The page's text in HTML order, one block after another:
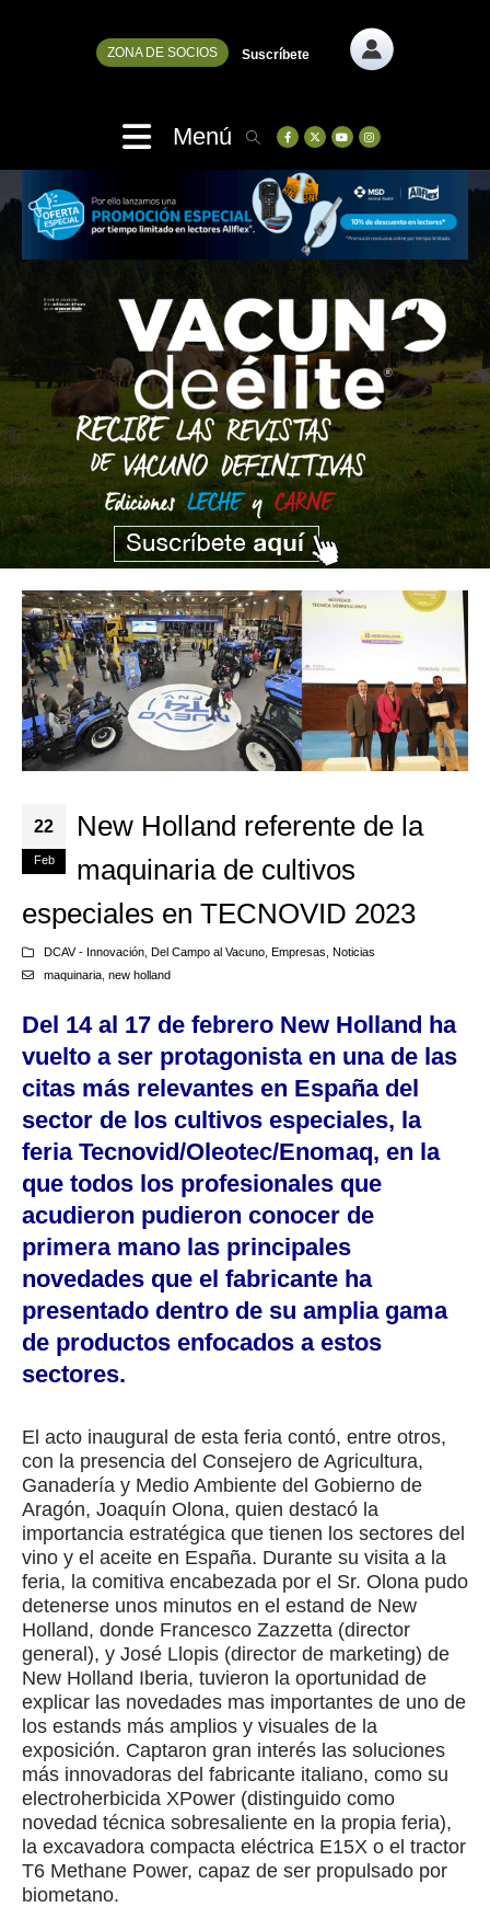
ZONA DE SOCIOS Suscríbete
Menú
22
Feb
New Holland referente de la
maquinaria de cultivos
especiales en TECNOVID 2023
DCAV - Innovación, Del Campo al Vacuno, Empresas Noticias
maquinaria, new holland
Del 14 al 17 de febrero New Holland ha
vuelto a ser protagonista en una de las
citas más relevantes en España del
sector de los cultivos especiales, la
feria Tecnovid/Oleotec/Enomaq, en la
que todos los profesionales que
acudieron pudieron conocer de
primera mano las principales
novedades que el fabricante ha
presentado dentro de su amplia gama
de productos enfocados a estos
sectores.
El acto inaugural de esta feria contó, entre otros,
con la presencia del Consejero de Agricultura,
Ganadería y Medio Ambiente del Gobierno de
Aragón, Joaquín Olona, quien destacó la
importancia estratégica que tienen los sectores del
vino y el aceite en España. Durante su visita a la
feria, la comitiva encabezada por el Sr. Olona pudo
detenerse unos minutos en el estand de New
Holland, donde Francesco Zazzetta (director
general), y José Llopis (director de marketing) de
New Holland Iberia, tuvieron la oportunidad de
explicar las novedades mas importantes de uno de
los estands más amplios y visuales de la
exposición. Captaron gran interés las soluciones
más innovadoras del fabricante italiano, como su
electroherbicida XPower (distinguido como
novedad técnica sobresaliente en la propia feria),
la excavadora compacta eléctrica E15X o el tractor
T6 Methane Power, capaz de ser propulsado por
biometano.